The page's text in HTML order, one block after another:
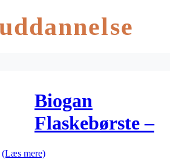
Biogan
Flaskebørste –
1 stk
(Læs mere)